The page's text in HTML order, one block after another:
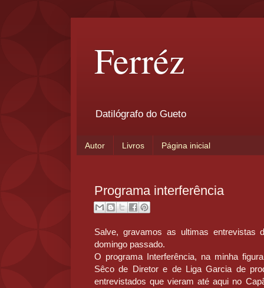
Ferréz
Datilógrafo do Gueto
Autor Livros Página inicial
Programa interferência
Salve, gravamos as ultimas entrevistas
domingo passado.
O programa Interferência, na minha
Sêco de Diretor e de Liga Garcia de
entrevistados que vieram até aqui no